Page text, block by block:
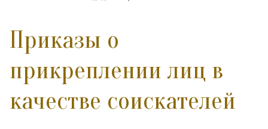
Приказы о
прикреплении лиц в
качестве соискателей